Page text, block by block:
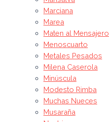
Marciana
Marea
Maten al Mensajero
Menoscuarto
Metales Pesados
Milena Caserola
Minúscula
Modesto Rimba
Muchas Nueces
Musaraña